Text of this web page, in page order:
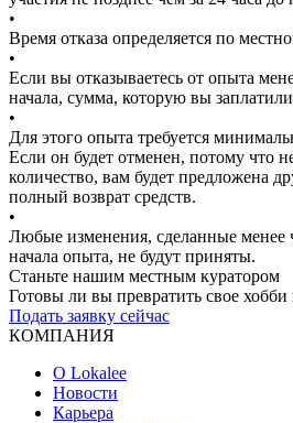
•
Время отказа определяется по
•
Если вы отказываетесь от опыта
начала, сумма, которую вы
•
Для этого опыта требуется
Если он будет отменен, потому что
количество, вам будет предложена
полный возврат средств.
•
Любые изменения, сделанные менее
начала опыта, не будут приняты.
Станьте нашим местным куратором
Готовы ли вы превратить свое хобби
Подать заявку сейчас
КОМПАНИЯ
О Lokalee
Новости
Карьера